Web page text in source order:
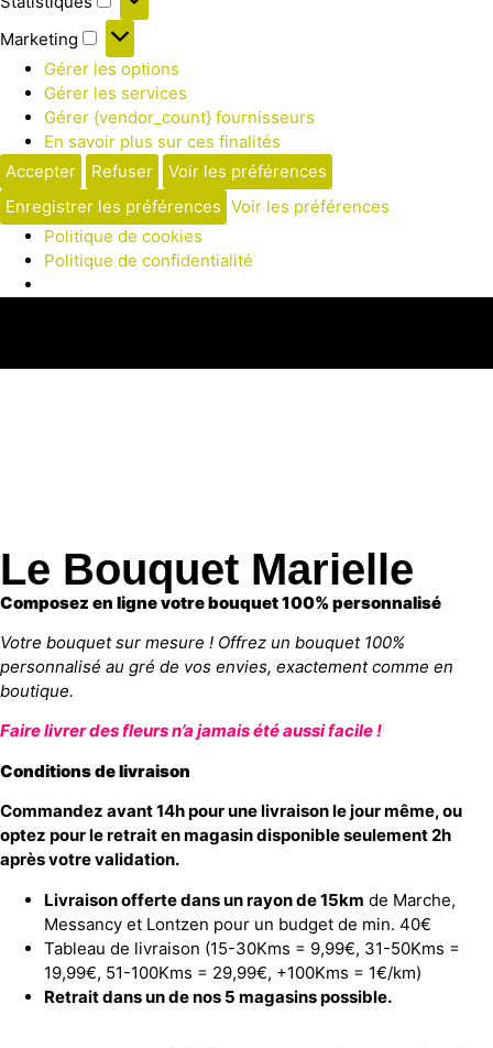
Marketing
Gérer les options
Gérer les services
Gérer {vendor_count} fournisseurs
En savoir plus sur ces finalités
Accepter
Refuser
Voir les préférences
Enregistrer les préférences Voir les préférences
Politique de cookies
Politique de confidentialité
Le Bouquet Marielle
Composez en ligne votre bouquet 100% personnalisé
Votre bouquet sur mesure ! Offrez un bouquet 100%
personnalisé au gré de vos envies, exactement comme en
boutique.
Faire livrer des fleurs n’a jamais été aussi facile !
Conditions de livraison
Commandez avant 14h pour une livraison le jour même, ou
optez pour le retrait en magasin disponible seulement 2h
après votre validation.
Livraison offerte dans un rayon de 15km de Marche,
Messancy et Lontzen pour un budget de min. 40€
Tableau de livraison (15-30Kms = 9,99€, 31-50Kms =
19,99€, 51-100Kms = 29,99€, +100Kms = 1€/km)
Retrait dans un de nos 5 magasins possible.